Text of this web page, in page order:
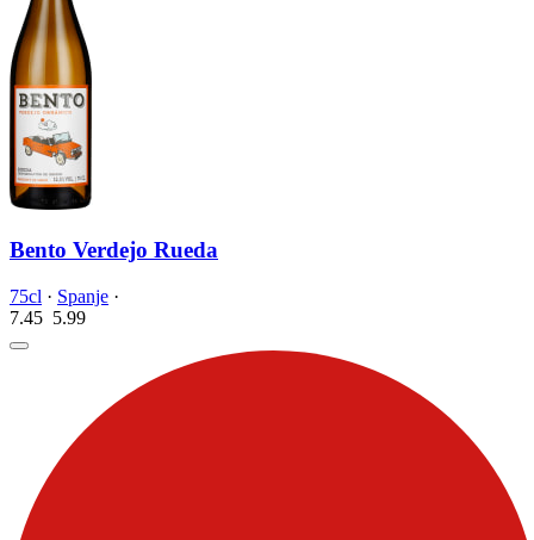
Bento Verdejo Rueda
75cl · Spanje ·
7.45 5.99